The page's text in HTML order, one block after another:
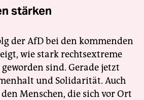
stärken
der AfD bei den kommenden
wie stark rechtsextreme
sind. Gerade jetzt
und Solidarität. Auch
Menschen, die sich vor Ort